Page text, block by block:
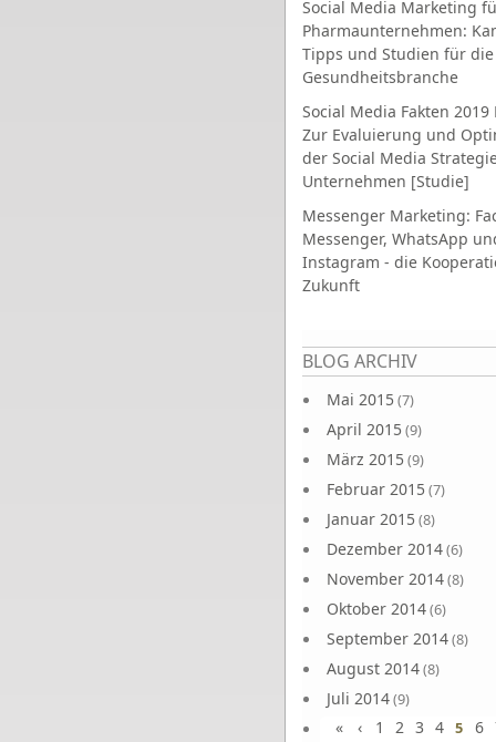
Social Media Marketing
Pharmaunternehmen:
Tipps und Studien für die
Gesundheitsbranche
Social Media Fakten 2019
Zur Evaluierung und
der Social Media
Unternehmen [Studie]
Messenger Marketing:
Messenger, WhatsApp
Instagram - die
Zukunft
BLOG ARCHIV
Mai 2015(7)
April 2015(9)
März 2015(9)
Februar 2015(7)
Januar 2015(8)
Dezember 2014(6)
November 2014(8)
Oktober 2014(6)
September 2014(8)
August 2014(8)
Juli 2014(9)
Juni 2014(8)
Seiten
« ‹ 1 2 3 4 5 6